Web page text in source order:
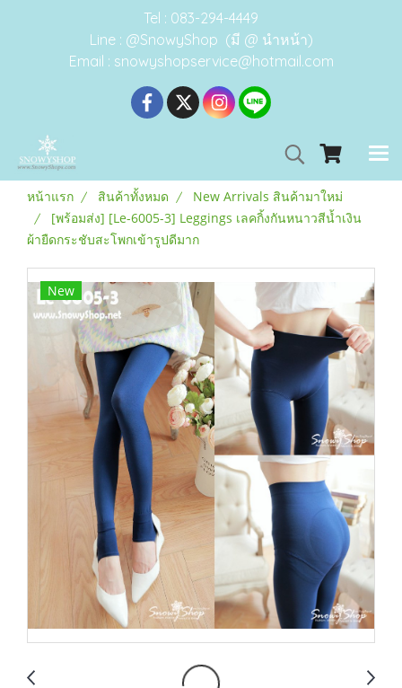
Tel : 083-294-4449
Line : @SnowyShop (มี @ นำหน้า)
Email : snowyshopservice@hotmail.com
หน้าแรก สินค้าทั้งหมด
New Arrivals สินค้ามาใหม่
[พร้อมส่ง] [Le-6005-3] Leggings เลคกิ้งกันหนาวสีน้ำเงิน
ผ้ายืดกระชับสะโพกเข้ารูปดีมาก
New